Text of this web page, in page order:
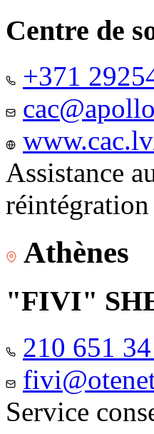
Centre de
+371
Assistance
Athènes
"FIVI"
210 651
Service